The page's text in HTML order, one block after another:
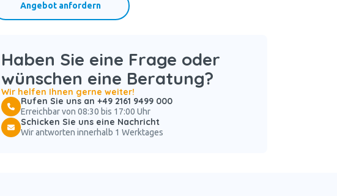
Angebot anfordern
Haben Sie eine Frage oder
wünschen eine Beratung?
Wir helfen Ihnen gerne weiter!
Rufen Sie uns an +49 2161 9499 000
Erreichbar von 08:30 bis 17:00 Uhr
Schicken Sie uns eine Nachricht
Wir antworten innerhalb 1 Werktages